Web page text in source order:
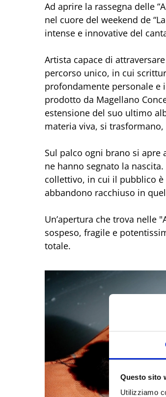
Questo sito
Utilizziamo
Ad aprire la rassegna delle
nel cuore del weekend de
intense e innovative del
Artista capace di
percorso unico, in cui
profondamente personale e
prodotto da Magellano
estensione del suo ultimo
materia viva, si
Sul palco ogni brano si apre
ne hanno segnato la
collettivo, in cui il pubblico
abbandono racchiuso in
Un’apertura che trova nelle
sospeso, fragile e
totale.